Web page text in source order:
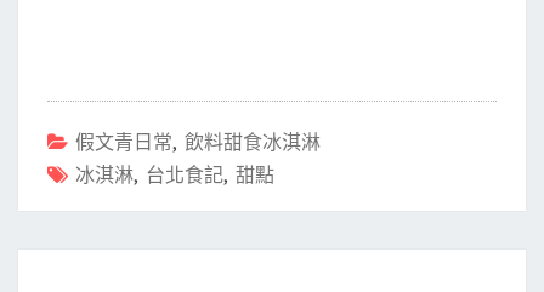
假文青日常, 飲料甜食冰淇淋
冰淇淋, 台北食記, 甜點